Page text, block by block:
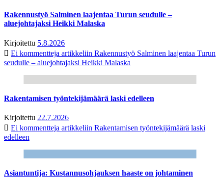
Rakennustyö Salminen laajentaa Turun seudulle –
aluejohtajaksi Heikki Malaska
Kirjoitettu 5.8.2026
Ei kommentteja artikkeliin Rakennustyö Salminen laajentaa Turun
seudulle – aluejohtajaksi Heikki Malaska
Rakentamisen työntekijämäärä laski edelleen
Kirjoitettu 22.7.2026
Ei kommentteja artikkeliin Rakentamisen työntekijämäärä laski
edelleen
Asiantuntija: Kustannusohjauksen haaste on johtaminen